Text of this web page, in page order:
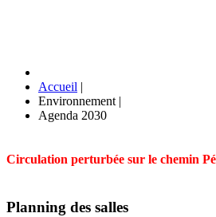
Accueil |
Environnement |
Agenda 2030
Circulation perturbée sur le chemin
Planning des salles